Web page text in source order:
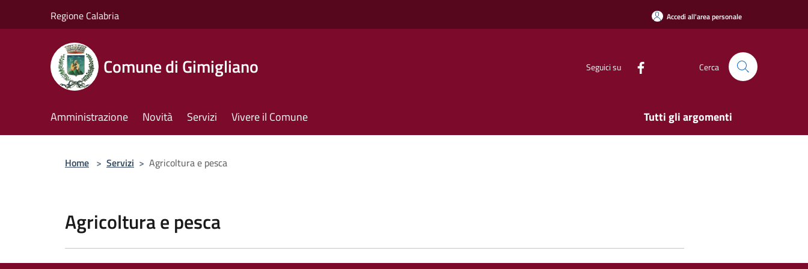
Regione Calabria Accedi all'area personale
Comune di Gimigliano Seguici su Cerca
Amministrazione Novità Servizi Vivere il Comune Tutti gli argomenti
Home > Servizi > Agricoltura e pesca
Agricoltura e pesca